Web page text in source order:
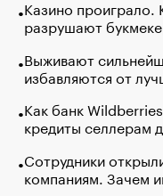
Казино проиграло.
разрушают
Выживают
избавляются от
Как банк
кредиты селлерам
Сотрудники
компаниям. Зачем